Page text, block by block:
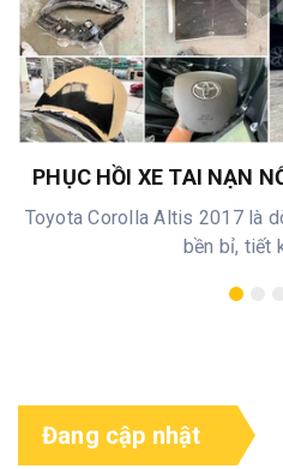
PHỤC HỒI XE TAI NẠN
QUẢ NGOẠN MỤC
TOYOTA
Toyota Corolla Altis 2017 là
bền bỉ, tiết
Đang cập nhật